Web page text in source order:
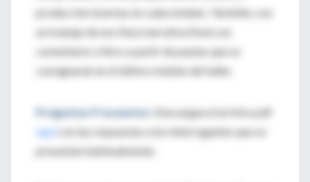
producción insertas en cada módulo. También, con
un trabajo de escritura narrativa final y un
comentario crítico a partir de pautas que se
consignarán en el último módulo del taller.
Preguntas Frecuentes:
Descargue el archivo pdf
aquí
con las respuestas a los interrogantes que se
presentan habitualmente.